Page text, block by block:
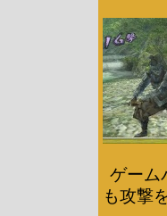
ゲーム
も攻撃